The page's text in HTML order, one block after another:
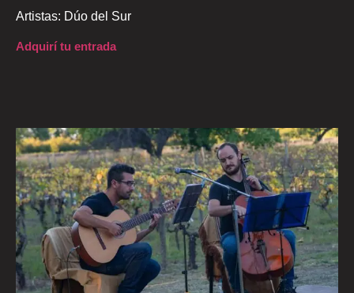
Artistas: Dúo del Sur
Adquirí tu entrada